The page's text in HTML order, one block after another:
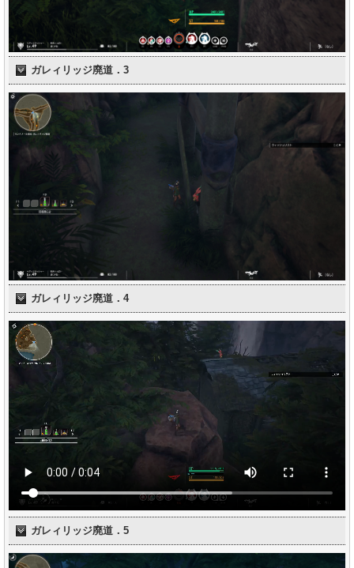
ガレィリッジ廃道．3
ガレィリッジ廃道．4
ガレィリッジ廃道．5